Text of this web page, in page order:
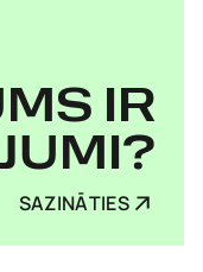
IR
SAZINĀTIES